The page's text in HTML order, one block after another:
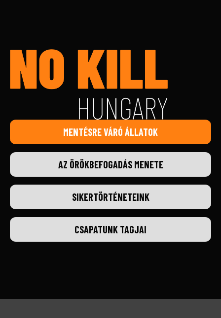
MENTÉSRE VÁRÓ ÁLLATOK
AZ ÖRÖKBEFOGADÁS MENETE
SIKERTÖRTÉNETEINK
CSAPATUNK TAGJAI